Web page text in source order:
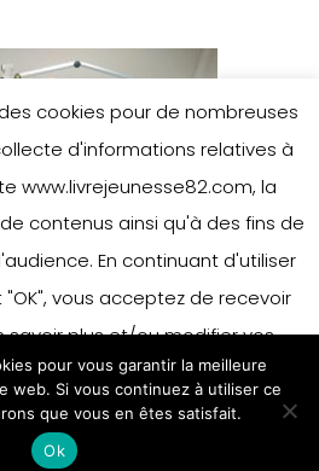
cookies pour de nombreuses
d'informations relatives à
www.livrejeunesse82.com, la
contenus ainsi qu'à des fins de
En continuant d'utiliser
vous acceptez de recevoir
savoir plus et/ou modifier vos
cookies, merci de vous référer
les cookies.
Accepter
savoir plus
pour vous garantir la meilleure
web. Si vous continuez à utiliser ce
que vous en êtes satisfait.
Ok